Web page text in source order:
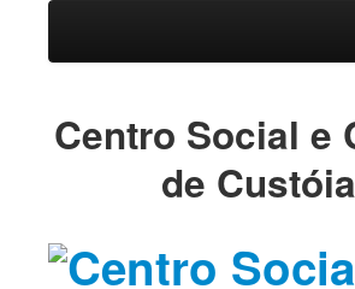
Resp.Sociais
Centro de Dia
Agenda
Centro Social e
de